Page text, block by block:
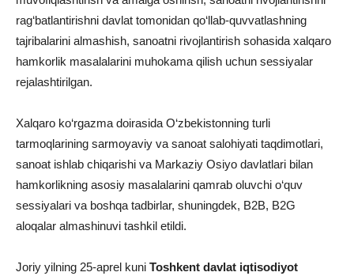
rag‘batlantirishni davlat tomonidan qo‘llab-quvvatlashning
tajribalarini almashish, sanoatni rivojlantirish sohasida xalqaro
hamkorlik masalalarini muhokama qilish uchun sessiyalar
rejalashtirilgan.
Xalqaro ko‘rgazma doirasida O‘zbekistonning turli
tarmoqlarining sarmoyaviy va sanoat salohiyati taqdimotlari,
sanoat ishlab chiqarishi va Markaziy Osiyo davlatlari bilan
hamkorlikning asosiy masalalarini qamrab oluvchi o‘quv
sessiyalari va boshqa tadbirlar, shuningdek, B2B, B2G
aloqalar almashinuvi tashkil etildi.
Joriy yilning 25-aprel kuni Toshkent davlat iqtisodiyot